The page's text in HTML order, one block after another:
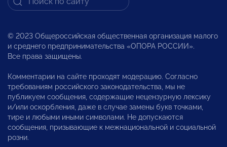
© 2023 Общероссийская общественная организация малого
и среднего предпринимательства «ОПОРА РОССИИ».
Все права защищены.
Комментарии на сайте проходят модерацию. Согласно
требованиям российского законодательства, мы не
публикуем сообщения, содержащие нецензурную лексику
и/или оскорбления, даже в случае замены букв точками,
тире и любыми иными символами. Не допускаются
сообщения, призывающие к межнациональной и социальной
розни.